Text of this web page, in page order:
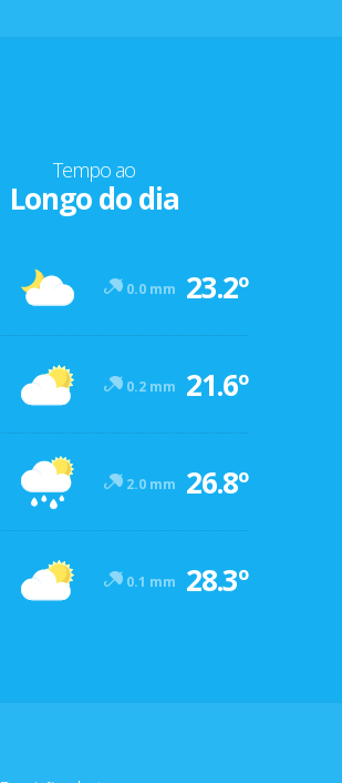
Tempo ao
Longo do dia
0.0 mm 23.2º
0.2 mm 21.6º
2.0 mm 26.8º
0.1 mm 28.3º